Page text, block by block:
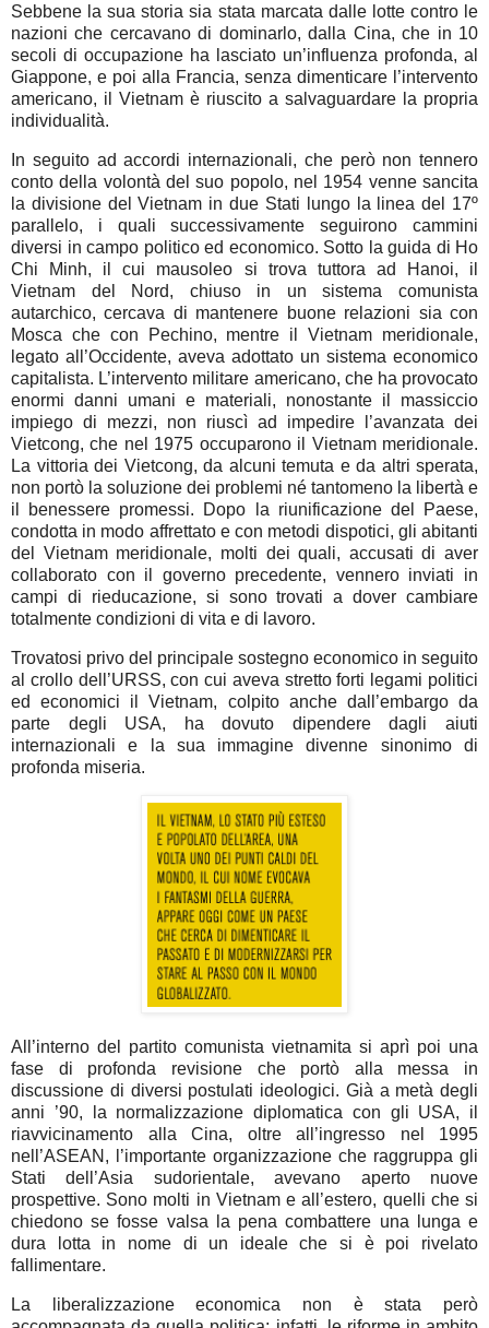
Sebbene la sua storia sia stata marcata dalle lotte contro le
nazioni che cercavano di dominarlo, dalla Cina, che in 10
secoli di occupazione ha lasciato un’influenza profonda, al
Giappone, e poi alla Francia, senza dimenticare l’intervento
americano, il Vietnam è riuscito a salvaguardare la propria
individualità.
In seguito ad accordi internazionali, che però non tennero
conto della volontà del suo popolo, nel 1954 venne sancita
la divisione del Vietnam in due Stati lungo la linea del 17º
parallelo, i quali successivamente seguirono cammini
diversi in campo politico ed economico. Sotto la guida di Ho
Chi Minh, il cui mausoleo si trova tuttora ad Hanoi, il
Vietnam del Nord, chiuso in un sistema comunista
autarchico, cercava di mantenere buone relazioni sia con
Mosca che con Pechino, mentre il Vietnam meridionale,
legato all’Occidente, aveva adottato un sistema economico
capitalista. L’intervento militare americano, che ha provocato
enormi danni umani e materiali, nonostante il massiccio
impiego di mezzi, non riuscì ad impedire l’avanzata dei
Vietcong, che nel 1975 occuparono il Vietnam meridionale.
La vittoria dei Vietcong, da alcuni temuta e da altri sperata,
non portò la soluzione dei problemi né tantomeno la libertà e
il benessere promessi. Dopo la riunificazione del Paese,
condotta in modo affrettato e con metodi dispotici, gli abitanti
del Vietnam meridionale, molti dei quali, accusati di aver
collaborato con il governo precedente, vennero inviati in
campi di rieducazione, si sono trovati a dover cambiare
totalmente condizioni di vita e di lavoro.
Trovatosi privo del principale sostegno economico in seguito
al crollo dell’URSS, con cui aveva stretto forti legami politici
ed economici il Vietnam, colpito anche dall’embargo da
parte degli USA, ha dovuto dipendere dagli aiuti
internazionali e la sua immagine divenne sinonimo di
profonda miseria.
All’interno del partito comunista vietnamita si aprì poi una
fase di profonda revisione che portò alla messa in
discussione di diversi postulati ideologici. Già a metà degli
anni ’90, la normalizzazione diplomatica con gli USA, il
riavvicinamento alla Cina, oltre all’ingresso nel 1995
nell’ASEAN, l’importante organizzazione che raggruppa gli
Stati dell’Asia sudorientale, avevano aperto nuove
prospettive. Sono molti in Vietnam e all’estero, quelli che si
chiedono se fosse valsa la pena combattere una lunga e
dura lotta in nome di un ideale che si è poi rivelato
fallimentare.
La liberalizzazione economica non è stata però